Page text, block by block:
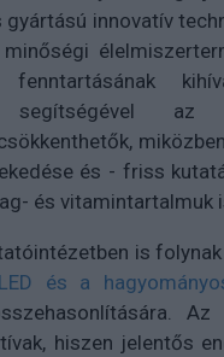
innovatív
fenntartásának
segítségével az
és - friss
és vitamintartalmuk
is
LED és a
Az
hiszen jelentős